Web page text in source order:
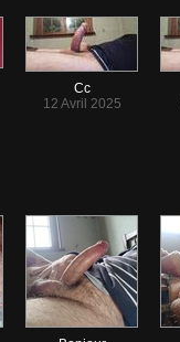
Cc
12 Avril 2025